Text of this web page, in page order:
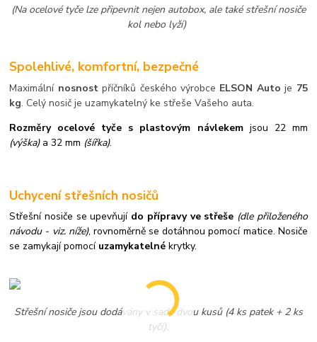
(Na ocelové tyče lze připevnit nejen autobox, ale také střešní nosiče
kol nebo lyží)
Spolehlivé, komfortní, bezpečné
Maximální nosnostpříčníků českého výrobce ELSON Autoje 75
kg. Celý nosič je uzamykatelný ke střeše Vašeho auta.
Rozměry ocelové tyče s plastovým návlekemjsou 22 mm
(výška)a 32 mm (šířka).
Uchycení střešních nosičů
Střešní nosiče se upevňují do přípravy ve střeše (dle přiloženého
návodu - viz. níže), rovnoměrně se dotáhnou pomocí matice. Nosiče
se zamykají pomocí uzamykatelné krytky.
Střešní nosiče jsou dodávány v sadě dvou kusů (4 ks patek + 2 ks
tyčí).